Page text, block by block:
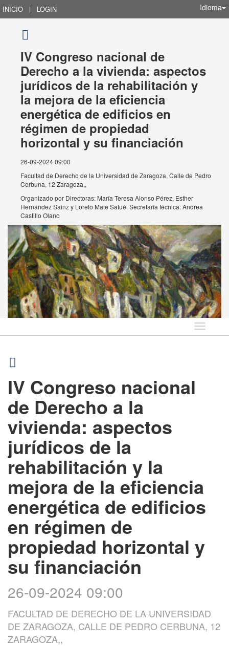
INICIO | LOGIN Idioma
IV Congreso nacional de
Derecho a la vivienda: aspectos
jurídicos de la rehabilitación y
la mejora de la eficiencia
energética de edificios en
régimen de propiedad
horizontal y su financiación
26-09-2024 09:00
Facultad de Derecho de la Universidad de Zaragoza, Calle de Pedro
Cerbuna, 12 Zaragoza,,
Organizado por Directoras: María Teresa Alonso Pérez, Esther
Hernández Sainz y Loreto Mate Satué. Secretaría técnica: Andrea
Castillo Olano
Idioma
IV Congreso nacional
de Derecho a la
vivienda: aspectos
jurídicos de la
rehabilitación y la
mejora de la eficiencia
energética de edificios
en régimen de
propiedad horizontal y
su financiación
26-09-2024 09:00
FACULTAD DE DERECHO DE LA UNIVERSIDAD
DE ZARAGOZA, CALLE DE PEDRO CERBUNA, 12
ZARAGOZA,,